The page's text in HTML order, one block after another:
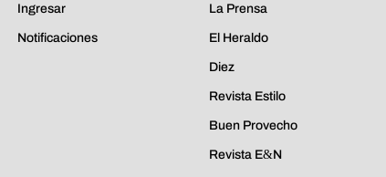
Ingresar
Notificaciones
La Prensa
El Heraldo
Diez
Revista Estilo
Buen Provecho
Revista E&N